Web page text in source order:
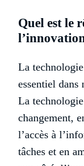
Quel est le
La
essentiel dans
La
changement,
l’accès à
tâches et en